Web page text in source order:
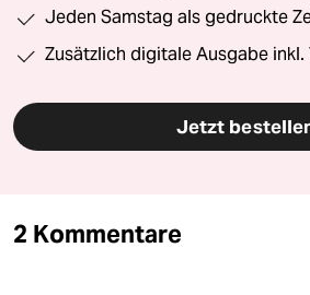
Jeden Samstag als gedruckte
Zusätzlich digitale Ausgabe
Jetzt
2 Kommentare